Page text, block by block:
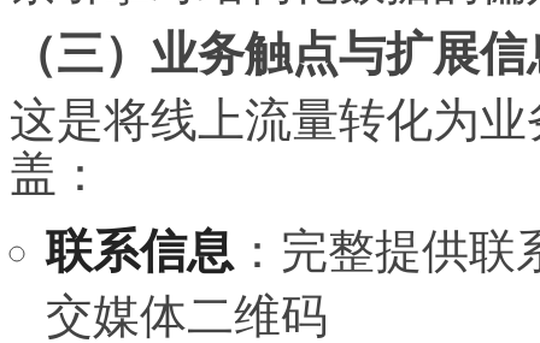
（三）业务触点与扩展信
这是将线上流量转化为
盖：
联系信息 ：完整提供
交媒体二维码